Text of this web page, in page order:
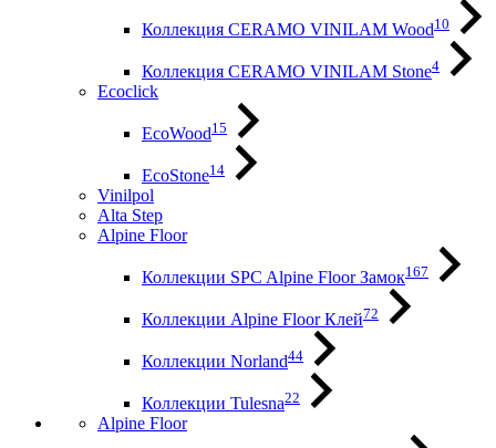
Коллекция CERAMO VINILAM Wood10
Коллекция CERAMO VINILAM Stone4
Ecoclick
EcoWood15
EcoStone14
Vinilpol
Alta Step
Alpine Floor
Коллекции SPC Alpine Floor Замок167
Коллекции Alpine Floor Клей72
Коллекции Norland44
Коллекции Tulesna22
Alpine Floor